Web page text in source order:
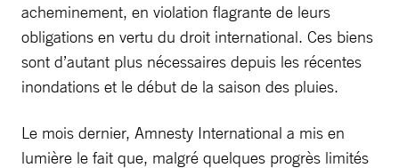
acheminement, en violation flagrante de leurs
obligations en vertu du droit international. Ces biens
sont d’autant plus nécessaires depuis les récentes
inondations et le début de la saison des pluies.
Le mois dernier, Amnesty International a mis en
lumière le fait que, malgré quelques progrès limités